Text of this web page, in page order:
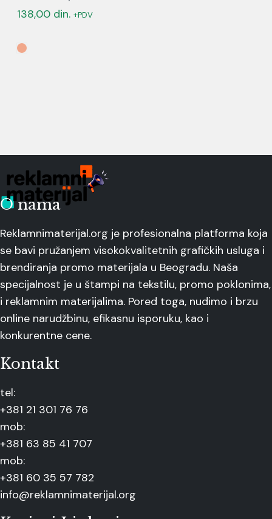
138,00 din. +PDV
O nama
Reklamnimaterijal.org je profesionalna platforma koja
se bavi pružanjem visokokvalitetnih grafičkih usluga i
brendiranja promo materijala u Beogradu. Naša
specijalnost je u štampi na tekstilu, promo poklonima,
i reklamnim materijalima. Pored toga, nudimo i brzu
online narudžbinu, efikasnu isporuku, kao i
konkurentne cene.
Kontakt
tel:
+381 21 301 76 76
mob:
+381 63 85 41 707
mob:
+381 60 35 57 782
info@reklamnimaterijal.org